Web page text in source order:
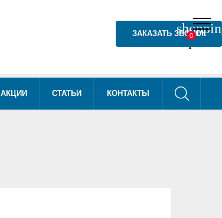
0
ЗАКАЗАТЬ ЗВОНОК
АКЦИИ СТАТЬИ КОНТАКТЫ
0